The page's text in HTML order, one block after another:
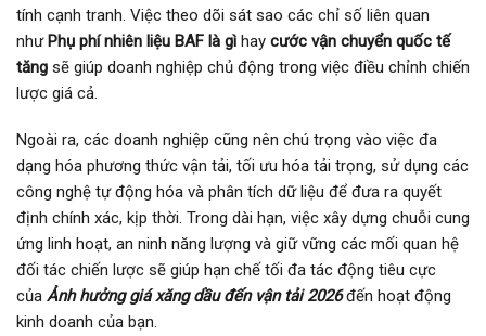
tính cạnh tranh. Việc theo dõi sát sao các chỉ số liên quan
như Phụ phí nhiên liệu BAF là gì hay cước vận chuyển quốc tế
tăng sẽ giúp doanh nghiệp chủ động trong việc điều chỉnh chiến
lược giá cả.
Ngoài ra, các doanh nghiệp cũng nên chú trọng vào việc đa
dạng hóa phương thức vận tải, tối ưu hóa tải trọng, sử dụng các
công nghệ tự động hóa và phân tích dữ liệu để đưa ra quyết
định chính xác, kịp thời. Trong dài hạn, việc xây dựng chuỗi cung
ứng linh hoạt, an ninh năng lượng và giữ vững các mối quan hệ
đối tác chiến lược sẽ giúp hạn chế tối đa tác động tiêu cực
của Ảnh hưởng giá xăng dầu đến vận tải 2026đến hoạt động
kinh doanh của bạn.